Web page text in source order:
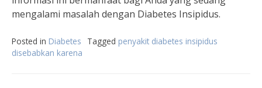
mengalami masalah dengan Diabetes Insipidus.
Posted in Diabetes Tagged penyakit diabetes insipidus
disebabkan karena